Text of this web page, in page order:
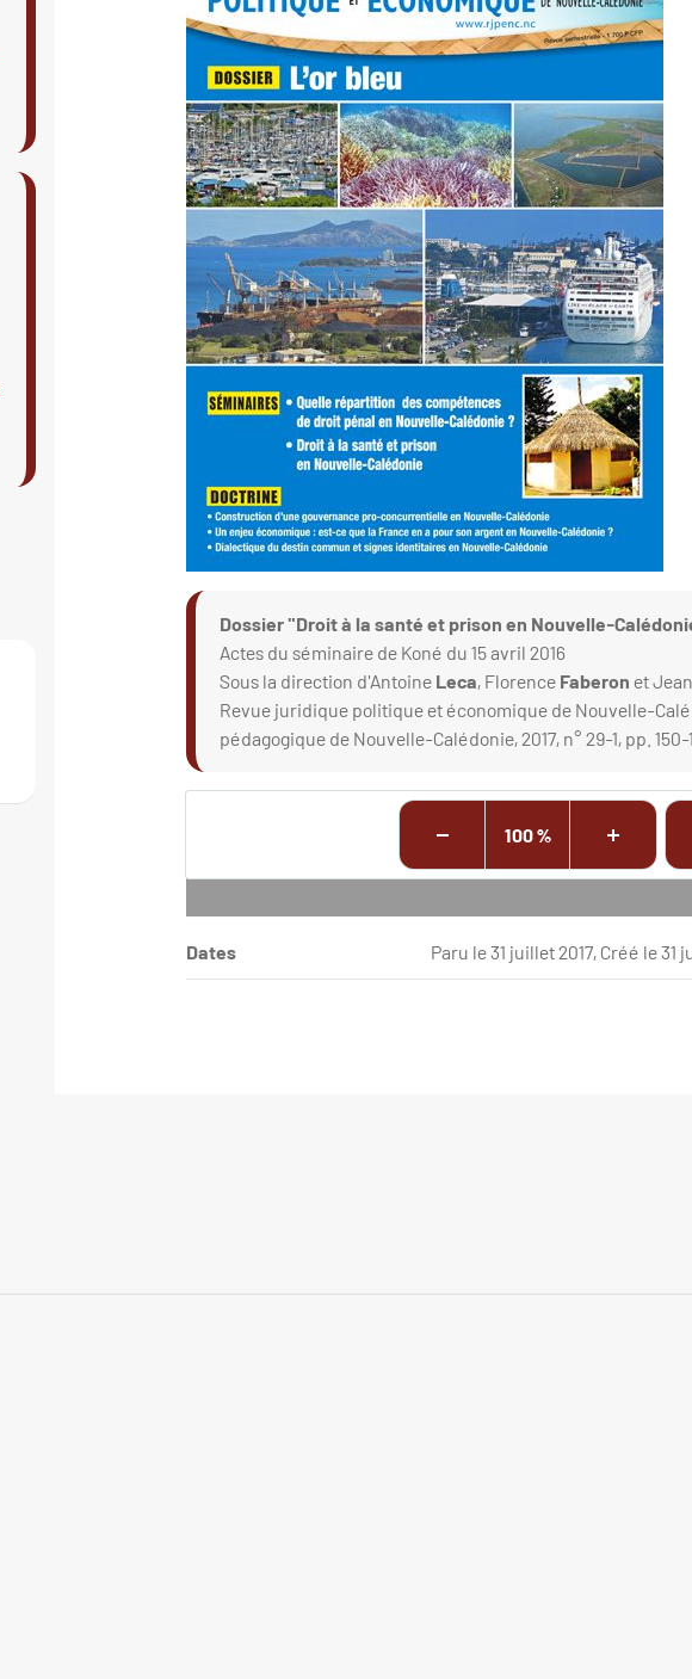
Dossier "Droit à la santé et prison en Nouvelle-
Actes du séminaire de Koné du 15 avril 2016
Sous la direction d'Antoine Leca, Florence Faberon et
Revue juridique politique et économique de Nouvelle-
pédagogique de Nouvelle-Calédonie, 2017, n° 29-1, pp. 150-
100 %
Dates Paru le 31 juillet 2017, Créé le 31